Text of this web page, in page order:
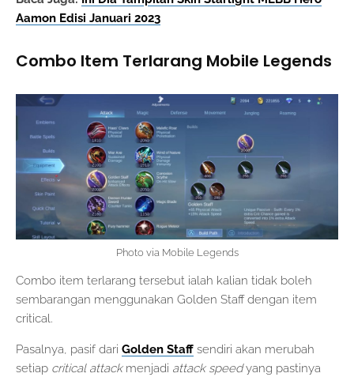
Aamon Edisi Januari 2023
Combo Item Terlarang Mobile Legends
Photo via Mobile Legends
Combo item terlarang tersebut ialah kalian tidak boleh
sembarangan menggunakan Golden Staff dengan item
critical.
Pasalnya, pasif dari Golden Staff sendiri akan merubah
setiap critical attackmenjadi attack speedyang pastinya